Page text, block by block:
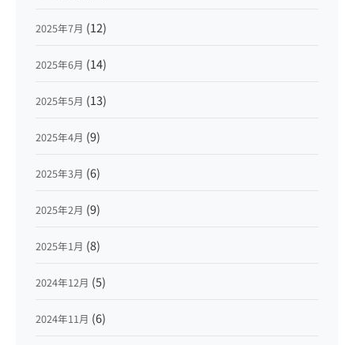
2025年7月 (12)
2025年6月 (14)
2025年5月 (13)
2025年4月 (9)
2025年3月 (6)
2025年2月 (9)
2025年1月 (8)
2024年12月 (5)
2024年11月 (6)